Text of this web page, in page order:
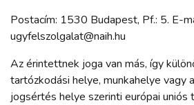
Postacím: 1530 Budapest, Pf.: 5. E-
ugyfelszolgalat@naih.hu
Az érintettnek joga van más, így
tartózkodási helye, munkahelye
jogsértés helye szerinti európai uniós